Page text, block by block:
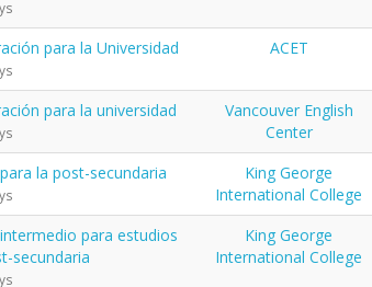
para la Universidad ACET
para la universidad
Vancouver English
Center
la post-secundaria
King George
International College
para estudios
secundaria
King George
International College